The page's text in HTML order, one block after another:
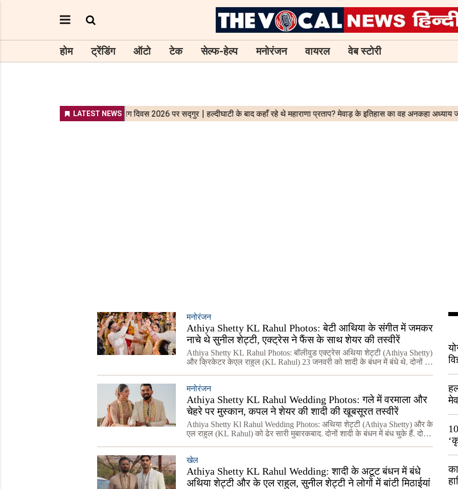
होम ट्रेंडिंग ऑटो टेक सेल्फ-हेल्प मनोरंजन वायरल वेब स्टोरी
मनोरंजन
Athiya Shetty KL Rahul Photos: बेटी आथिया के संगीत में जमकर
नाचे थे सुनील शेट्टी, एक्ट्रेस ने फैंस के साथ शेयर की तस्वीरें
Athiya Shetty KL Rahul Photos: बॉलीवुड एक्ट्रेस अथिया शेट्टी (Athiya Shetty)
और क्रिकेटर केएल राहुल (KL Rahul) 23 जनवरी को शादी के बंधन में बंधे थे. दोनों की
मनोरंजन
Athiya Shetty KL Rahul Wedding Photos: गले में वरमाला और
चेहरे पर मुस्कान, कपल ने शेयर की शादी की खूबसूरत तस्वीरें
Athiya Shetty Kl Rahul Wedding Photos: अथिया शेट्टी (Athiya Shetty) और के
एल राहुल (KL Rahul) को ढेर सारी मुबारकबाद. दोनों शादी के बंधन में बंध चुके हैं. दोनों
खेल
Athiya Shetty KL Rahul Wedding: शादी के अटूट बंधन में बंधे
अथिया शेट्टी और के एल राहुल, सुनील शेट्टी ने लोगों में बांटी मिठाईयां